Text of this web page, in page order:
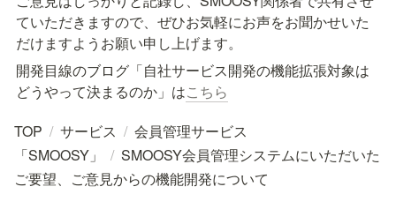
ていただきますので、ぜひお気軽にお声をお聞かせいた
だけますようお願い申し上げます。
開発目線のブログ「自社サービス開発の機能拡張対象は
どうやって決まるのか」はこちら
TOP / サービス / 会員管理サービス
「SMOOSY」
/ SMOOSY会員管理システムにいただいた
ご要望、ご意見からの機能開発について